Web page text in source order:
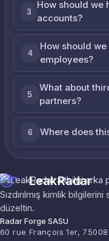
3
How should we
accounts?
4
How should
employees?
5
What about
partners?
6 Where does
LeakRadar
Sızdırılmış kimlik
düzeltin.
Radar Forge SASU
60 rue François 1er,